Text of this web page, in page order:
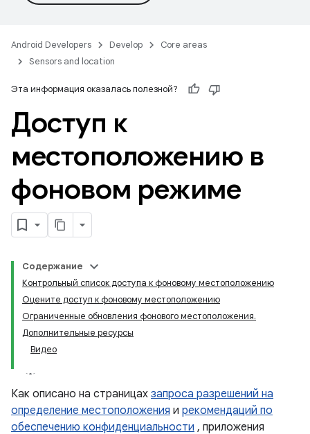
Android Developers Develop
Core areas
Sensors and location
Эта информация оказалась полезной?
Доступ к
местоположению в
фоновом режиме
Содержание
Контрольный список доступа к фоновому местоположению
Оцените доступ к фоновому местоположению
Ограниченные обновления фонового местоположения.
Дополнительные ресурсы
Видео
Как описано на страницах запроса разрешений на
определение местоположения и рекомендаций по
обеспечению конфиденциальности , приложения